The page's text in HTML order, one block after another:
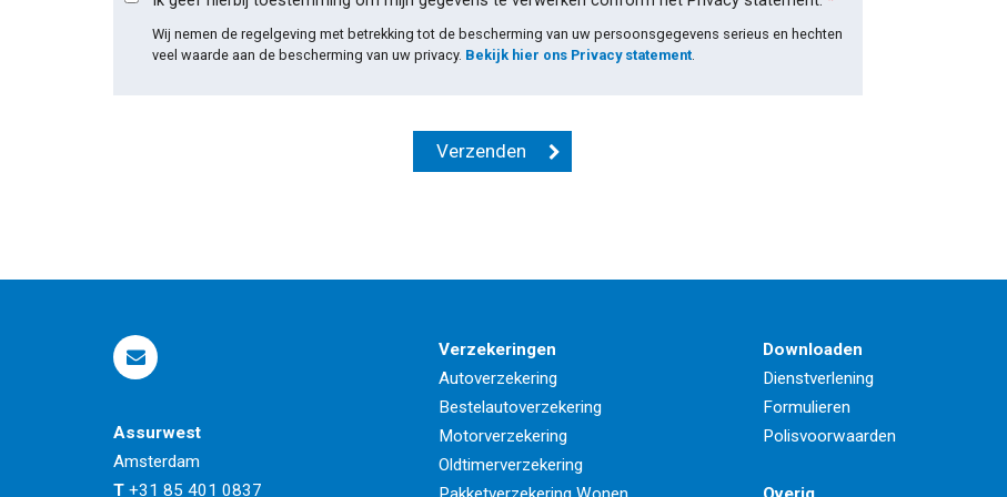
Wij nemen de regelgeving met betrekking tot de bescherming van uw persoonsgegevens serieus en hechten
veel waarde aan de bescherming van uw privacy. Bekijk hier ons Privacy statement
Assurwest
Amsterdam
T +31 85 401 0837
Verzekeringen
Autoverzekering
Bestelautoverzekering
Motorverzekering
Oldtimerverzekering
Downloaden
Dienstverlening
Formulieren
Polisvoorwaarden